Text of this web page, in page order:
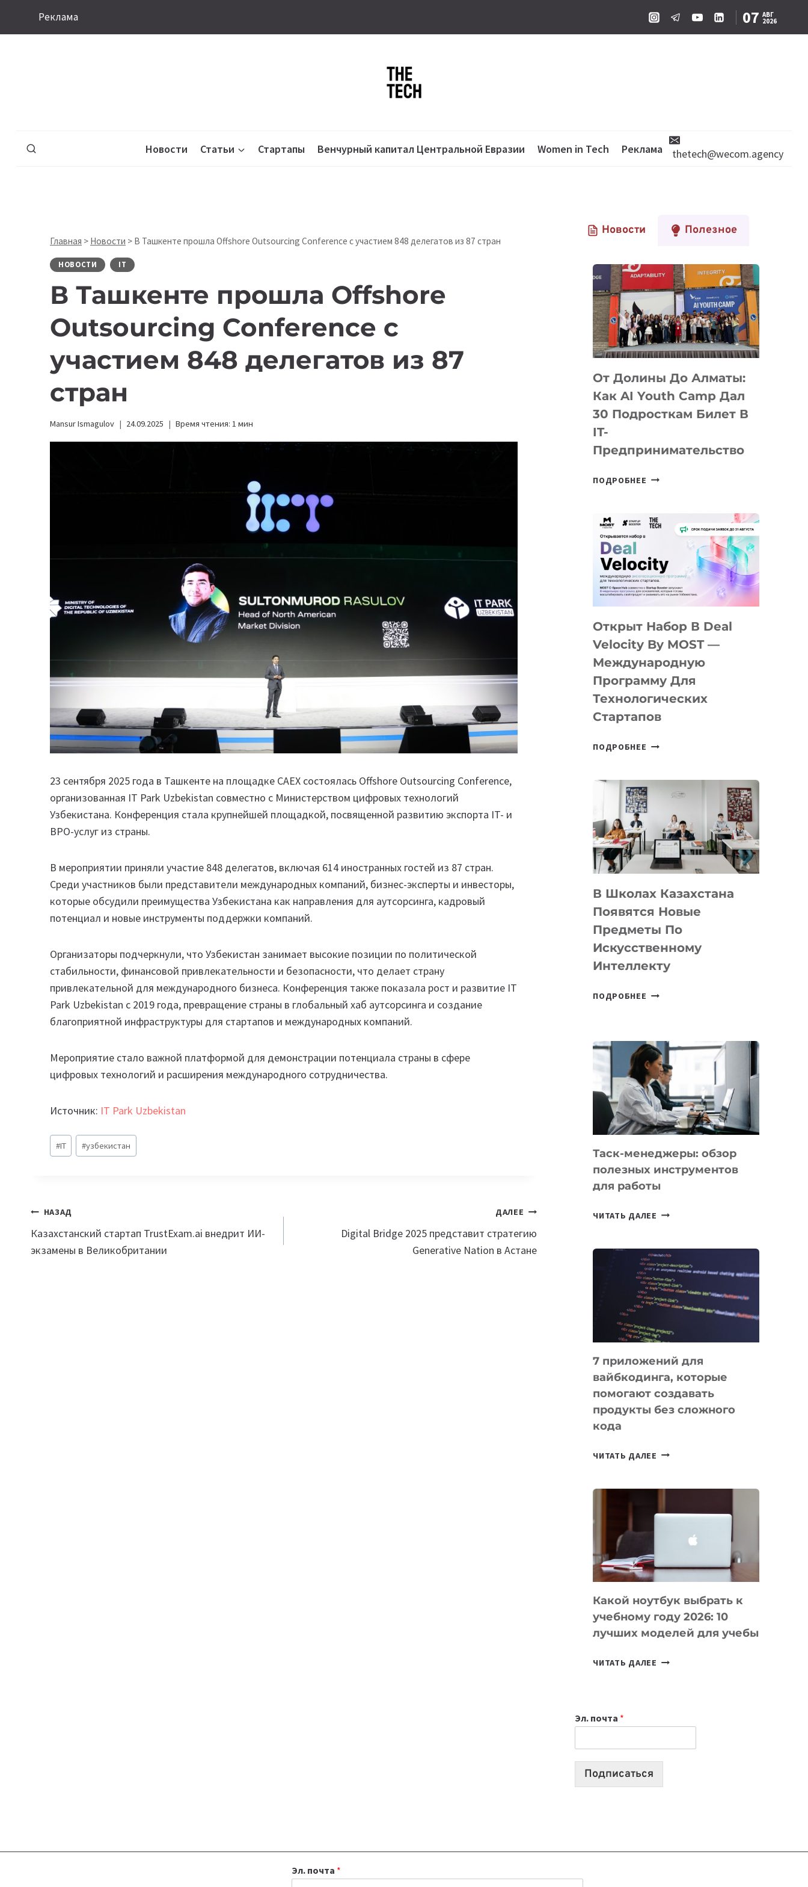
Реклама 07 АВГ
2026
Новости Статьи Стартапы Венчурный капитал Центральной Евразии Women in Tech Реклама thetech@wecom.agency
Главная > Новости > В Ташкенте прошла Offshore Outsourcing Conference с участием 848 делегатов из 87 стран
НОВОСТИ IT
В Ташкенте прошла Offshore
Outsourcing Conference с
участием 848 делегатов из 87
стран
Mansur Ismagulov 24.09.2025 Время чтения: 1 мин
23 сентября 2025 года в Ташкенте на площадке CAEX состоялась Offshore Outsourcing Conference,
организованная IT Park Uzbekistan совместно с Министерством цифровых технологий
Узбекистана. Конференция стала крупнейшей площадкой, посвященной развитию экспорта IT- и
BPO-услуг из страны.
В мероприятии приняли участие 848 делегатов, включая 614 иностранных гостей из 87 стран.
Среди участников были представители международных компаний, бизнес-эксперты и инвесторы,
которые обсудили преимущества Узбекистана как направления для аутсорсинга, кадровый
потенциал и новые инструменты поддержки компаний.
Организаторы подчеркнули, что Узбекистан занимает высокие позиции по политической
стабильности, финансовой привлекательности и безопасности, что делает страну
привлекательной для международного бизнеса. Конференция также показала рост и развитие IT
Park Uzbekistan с 2019 года, превращение страны в глобальный хаб аутсорсинга и создание
благоприятной инфраструктуры для стартапов и международных компаний.
Мероприятие стало важной платформой для демонстрации потенциала страны в сфере
цифровых технологий и расширения международного сотрудничества.
Источник: IT Park Uzbekistan
Метки
записи:
#IT #узбекистан
Навигация
по
НАЗАД
Казахстанский стартап TrustExam.ai внедрит ИИ-
экзамены в Великобритании
ДАЛЕЕ
Digital Bridge 2025 представит стратегию
Generative Nation в Астане
Новости Полезное
От Долины До Алматы:
Как AI Youth Camp Дал
30 Подросткам Билет В
IT-
Предпринимательство
ПОДРОБНЕЕ ОТ
АЛМАТЫ:
YOUTH
CAMP
ДАЛ
ПОДРОСТКАМ
БИЛЕТ
IT-
ПРЕДПРИНИМАТЕЛЬСТВО
Открыт Набор В Deal
Velocity By MOST —
Международную
Программу Для
Технологических
Стартапов
ПОДРОБНЕЕ ОТКРЫТ
DEAL
VELOCITY
MOST
—
МЕЖДУНАРОДНУЮ
ДЛЯ
ТЕХНОЛОГИЧЕСКИХ
СТАРТАПОВ
В Школах Казахстана
Появятся Новые
Предметы По
Искусственному
Интеллекту
ПОДРОБНЕЕ
НОВЫЕ
ПРЕДМЕТЫ
ПО
ИСКУССТВЕННОМУ
ИНТЕЛЛЕКТУ
Таск-менеджеры: обзор
полезных инструментов
для работы
ЧИТАТЬ ДАЛЕЕ ТАСК-
ПОЛЕЗНЫХ
ИНСТРУМЕНТОВ
ДЛЯ
РАБОТЫ
7 приложений для
вайбкодинга, которые
помогают создавать
продукты без сложного
кода
ЧИТАТЬ ДАЛЕЕ
КОТОРЫЕ
СОЗДАВАТЬ
БЕЗ
КОДА
Какой ноутбук выбрать к
учебному году 2026: 10
лучших моделей для учебы
ЧИТАТЬ ДАЛЕЕ КАКОЙ
2026:
10
Эл. почта *
Подписаться
Эл. почта *